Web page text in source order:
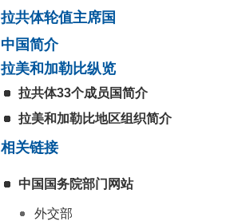
拉共体轮值主席国
中国简介
拉美和加勒比纵览
拉共体33个成员国简介
拉美和加勒比地区组织简介
相关链接
中国国务院部门网站
外交部